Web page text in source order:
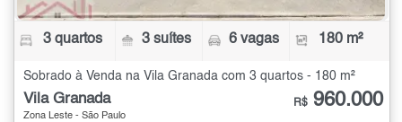
3 quartos 3 suítes 6 vagas 180 m²
Sobrado à Venda na Vila Granada com 3 quartos - 180 m²
Vila Granada
Zona Leste - São Paulo
R$ 960.000